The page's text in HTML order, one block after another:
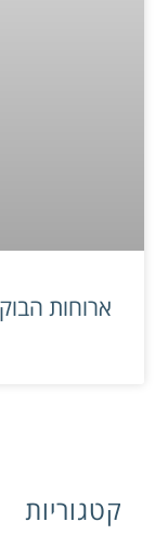
ארוחות
קטגוריות